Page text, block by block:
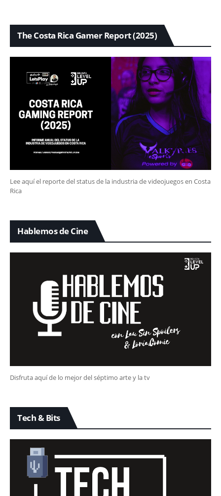
The Costa Rica Gamer Report (2025)
Lee aquí el reporte del status de la industria de videojuegos en Costa
Rica
Hablemos de Cine
Disfruta aquí de lo mejor del séptimo arte y la tv
Tech & Bits